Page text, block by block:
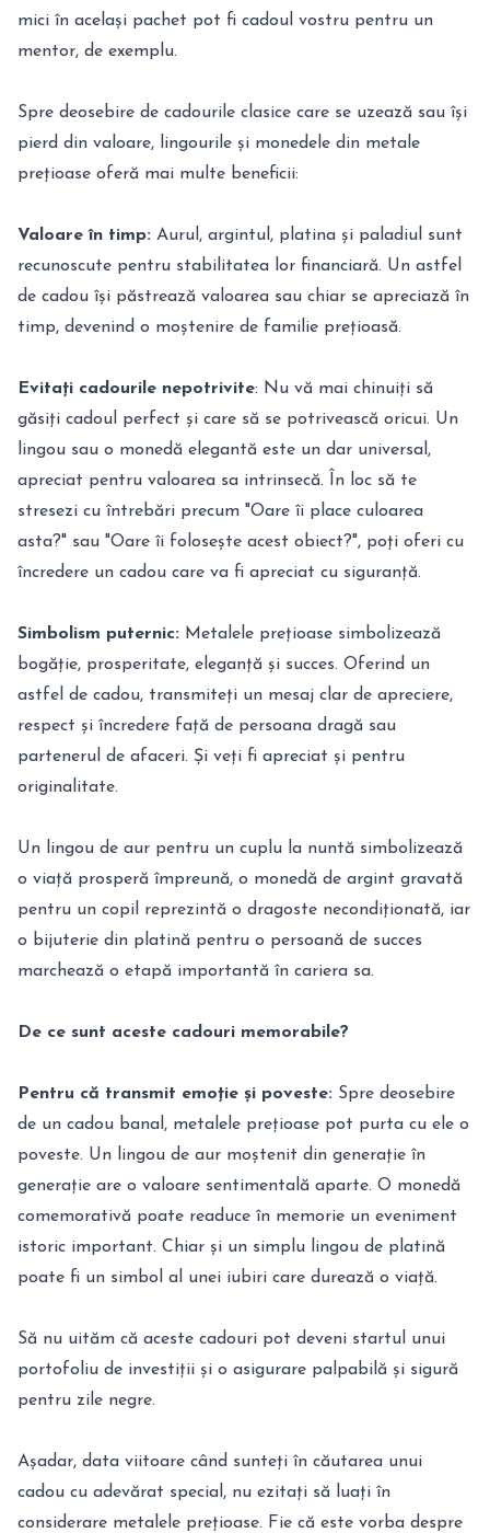
mici în același pachet pot fi cadoul vostru pentru un
mentor, de exemplu.
Spre deosebire de cadourile clasice care se uzează sau își
pierd din valoare, lingourile și monedele din metale
prețioase oferă mai multe beneficii:
Valoare în timp: Aurul, argintul, platina și paladiul sunt
recunoscute pentru stabilitatea lor financiară. Un astfel
de cadou își păstrează valoarea sau chiar se apreciază în
timp, devenind o moștenire de familie prețioasă.
Evitați cadourile nepotrivite: Nu vă mai chinuiți să
găsiți cadoul perfect și care să se potrivească oricui. Un
lingou sau o monedă elegantă este un dar universal,
apreciat pentru valoarea sa intrinsecă. În loc să te
stresezi cu întrebări precum "Oare îi place culoarea
asta?" sau "Oare îi folosește acest obiect?", poți oferi cu
încredere un cadou care va fi apreciat cu siguranță.
Simbolism puternic: Metalele prețioase simbolizează
bogăție, prosperitate, eleganță și succes. Oferind un
astfel de cadou, transmiteți un mesaj clar de apreciere,
respect și încredere față de persoana dragă sau
partenerul de afaceri. Și veți fi apreciat și pentru
originalitate.
Un lingou de aur pentru un cuplu la nuntă simbolizează
o viață prosperă împreună, o monedă de argint gravată
pentru un copil reprezintă o dragoste necondiționată, iar
o bijuterie din platină pentru o persoană de succes
marchează o etapă importantă în cariera sa.
De ce sunt aceste cadouri memorabile?
Pentru că transmit emoție și poveste: Spre deosebire
de un cadou banal, metalele prețioase pot purta cu ele o
poveste. Un lingou de aur moștenit din generație în
generație are o valoare sentimentală aparte. O monedă
comemorativă poate readuce în memorie un eveniment
istoric important. Chiar și un simplu lingou de platină
poate fi un simbol al unei iubiri care durează o viață.
Să nu uităm că aceste cadouri pot deveni startul unui
portofoliu de investiții și o asigurare palpabilă și sigură
pentru zile negre.
Așadar, data viitoare când sunteți în căutarea unui
cadou cu adevărat special, nu ezitați să luați în
considerare metalele prețioase. Fie că este vorba despre